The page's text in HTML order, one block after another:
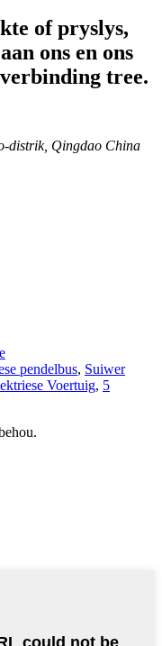
of pryslys,
ons en ons
tree.
distrik, Qingdao China
pendelbus, Suiwer
Voertuig, 5